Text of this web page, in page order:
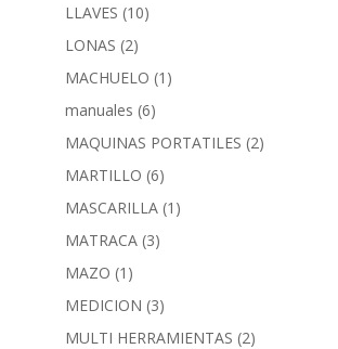
LLAVES (10)
LONAS (2)
MACHUELO (1)
manuales (6)
MAQUINAS PORTATILES (2)
MARTILLO (6)
MASCARILLA (1)
MATRACA (3)
MAZO (1)
MEDICION (3)
MULTI HERRAMIENTAS (2)